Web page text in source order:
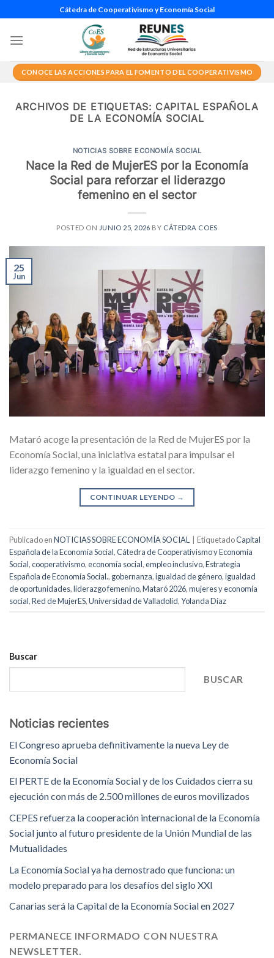
al
contenido
Cátedra de Cooperativismo y Economía Social
CONOCE LAS ACCIONES PARA EL FOMENTO DEL COOPERATIVISMO
ARCHIVOS DE ETIQUETAS: CAPITAL ESPAÑOLA
DE LA ECONOMÍA SOCIAL
NOTICIAS SOBRE ECONOMÍA SOCIAL
Nace la Red de MujerES por la Economía
Social para reforzar el liderazgo
femenino en el sector
POSTED ON JUNIO 25, 2026 BY CÁTEDRA COES
25
Jun
Mataró acoge la presentación de la Red de MujerES por la
Economía Social, una iniciativa estatal para impulsar el
liderazgo femenino y la igualdad en el sector.
CONTINUAR LEYENDO →
Publicado enNOTICIAS SOBRE ECONOMÍA SOCIAL EtiquetadoCapital
Española de la Economía Social,Cátedra de Cooperativismo y Economía
Social,cooperativismo,economía social,empleo inclusivo,Estrategia
Española de Economía Social., gobernanza,igualdad de género,igualdad
de oportunidades,liderazgo femenino,Mataró 2026,mujeres y economía
social,Red de MujerES,Universidad de Valladolid,Yolanda Díaz
Buscar
BUSCAR
Noticias recientes
El Congreso aprueba definitivamente la nueva Ley de
Economía Social
El PERTE de la Economía Social y de los Cuidados cierra su
ejecución con más de 2.500 millones de euros movilizados
CEPES refuerza la cooperación internacional de la Economía
Social junto al futuro presidente de la Unión Mundial de las
Mutualidades
La Economía Social ya ha demostrado que funciona: un
modelo preparado para los desafíos del siglo XXI
Canarias será la Capital de la Economía Social en 2027
PERMANECE INFORMADO CON NUESTRA
NEWSLETTER.